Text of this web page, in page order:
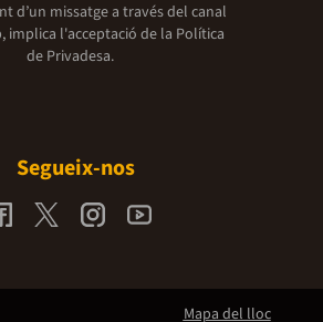
d’un missatge a través del canal
implica l'acceptació de la Política
de Privadesa.
Segueix-nos
Mapa del lloc